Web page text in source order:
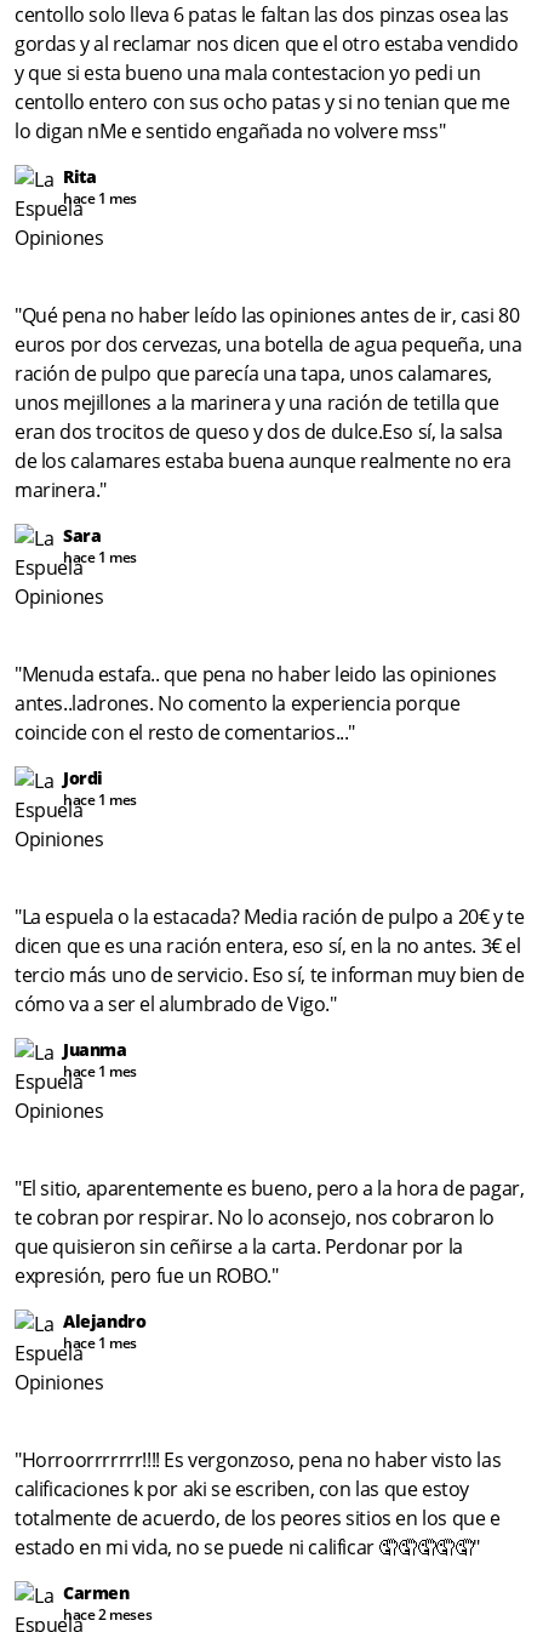
centollo solo lleva 6 patas le faltan las dos pinzas osea las
gordas y al reclamar nos dicen que el otro estaba vendido
y que si esta bueno una mala contestacion yo pedi un
centollo entero con sus ocho patas y si no tenian que me
lo digan nMe e sentido engañada no volvere mss"
Rita
hace 1 mes
"Qué pena no haber leído las opiniones antes de ir, casi 80
euros por dos cervezas, una botella de agua pequeña, una
ración de pulpo que parecía una tapa, unos calamares,
unos mejillones a la marinera y una ración de tetilla que
eran dos trocitos de queso y dos de dulce.Eso sí, la salsa
de los calamares estaba buena aunque realmente no era
marinera."
Sara
hace 1 mes
"Menuda estafa.. que pena no haber leido las opiniones
antes..ladrones. No comento la experiencia porque
coincide con el resto de comentarios..."
Jordi
hace 1 mes
"La espuela o la estacada? Media ración de pulpo a 20€ y te
dicen que es una ración entera, eso sí, en la no antes. 3€ el
tercio más uno de servicio. Eso sí, te informan muy bien de
cómo va a ser el alumbrado de Vigo."
Juanma
hace 1 mes
"El sitio, aparentemente es bueno, pero a la hora de pagar,
te cobran por respirar. No lo aconsejo, nos cobraron lo
que quisieron sin ceñirse a la carta. Perdonar por la
expresión, pero fue un ROBO."
Alejandro
hace 1 mes
"Horroorrrrrrr!!!! Es vergonzoso, pena no haber visto las
calificaciones k por aki se escriben, con las que estoy
totalmente de acuerdo, de los peores sitios en los que e
estado en mi vida, no se puede ni calificar 🤦🤦🤦🤦🤦"
Carmen
hace 2 meses